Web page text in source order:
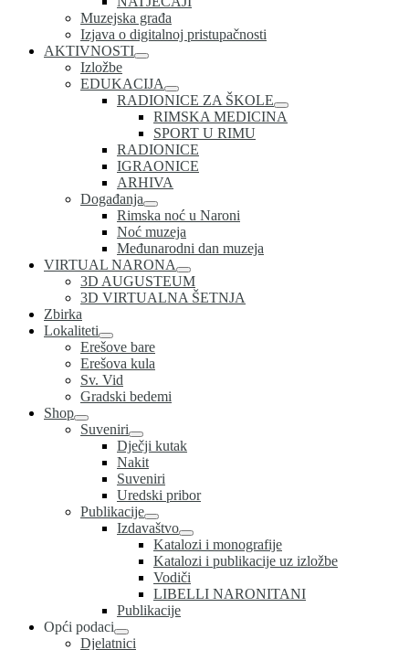
Muzejska građa
Izjava o digitalnoj pristupačnosti
AKTIVNOSTI
Izložbe
EDUKACIJA
RADIONICE ZA ŠKOLE
RIMSKA MEDICINA
SPORT U RIMU
RADIONICE
IGRAONICE
ARHIVA
Događanja
Rimska noć u Naroni
Noć muzeja
Međunarodni dan muzeja
VIRTUAL NARONA
3D AUGUSTEUM
3D VIRTUALNA ŠETNJA
Zbirka
Lokaliteti
Erešove bare
Erešova kula
Sv. Vid
Gradski bedemi
Shop
Suveniri
Dječji kutak
Nakit
Suveniri
Uredski pribor
Publikacije
Izdavaštvo
Katalozi i monografije
Katalozi i publikacije uz izložbe
Vodiči
LIBELLI NARONITANI
Publikacije
Opći podaci
Djelatnici